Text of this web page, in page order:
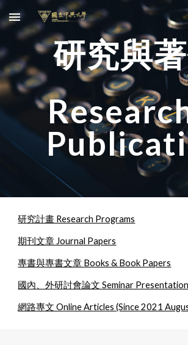
Skip to main content
研究與
研究計畫 Research Programs
期刊文章 Journal Papers
專書與專書文章 Books & Book Papers
國內、外研討會論文 Seminar
網路專文 Online Articles (Since 2021